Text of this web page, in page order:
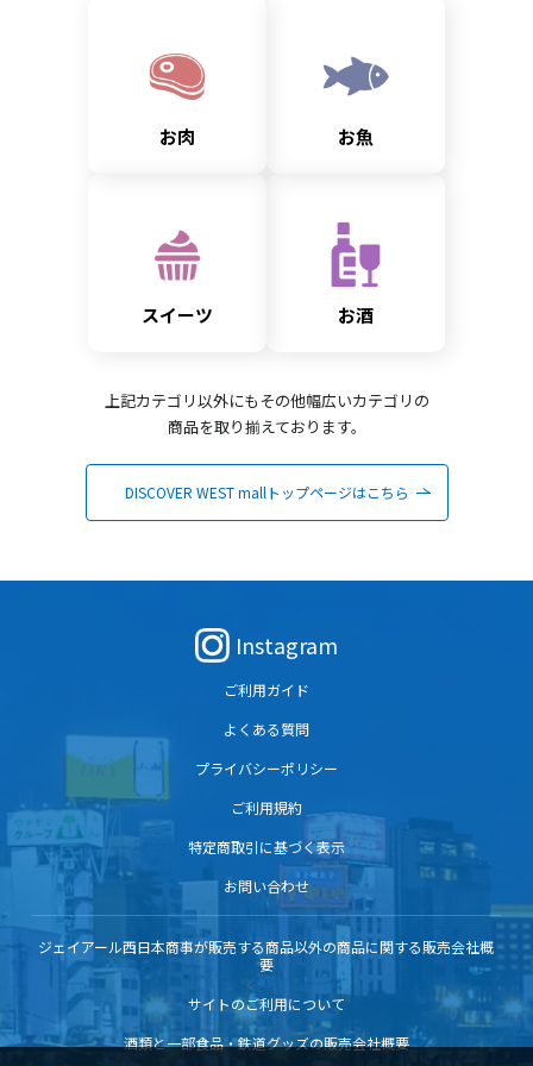
お肉 お魚
スイーツ お酒
上記カテゴリ以外にもその他幅広いカテゴリの
商品を取り揃えております。
DISCOVER WEST mallトップページはこちら
Instagram
ご利用ガイド
よくある質問
プライバシーポリシー
ご利用規約
特定商取引に基づく表示
お問い合わせ
ジェイアール西日本商事が販売する商品以外の商品に関する販売会社概
要
サイトのご利用について
酒類と一部食品・鉄道グッズの販売会社概要